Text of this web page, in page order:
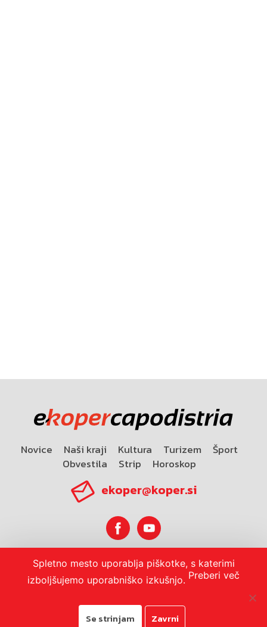
Novice Naši kraji Kultura Turizem
Šport
Obvestila
Strip Horoskop
ekoper@koper.si
Horoskop
Spletno mesto uporablja piškotke, s katerimi
izboljšujemo uporabniško izkušnjo. Preberi več
Se strinjam Zavrni